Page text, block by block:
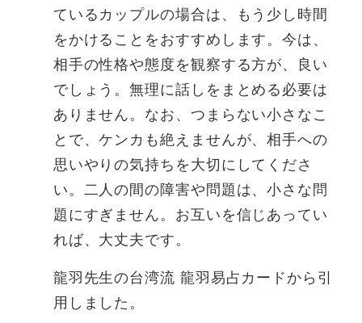
ているカップルの場合は、もう少し時間
をかけることをおすすめします。今は、
相手の性格や態度を観察する方が、良い
でしょう。無理に話しをまとめる必要は
ありません。なお、つまらない小さなこ
とで、ケンカも絶えませんが、相手への
思いやりの気持ちを大切にしてくださ
い。二人の間の障害や問題は、小さな問
題にすぎません。お互いを信じあってい
れば、大丈夫です。
龍羽先生の台湾流 龍羽易占カードから引
用しました。